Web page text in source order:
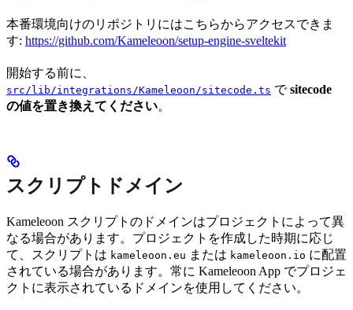
本番環境向けのリポジトリにはこちらからアクセスできま
す: https://github.com/Kameleoon/setup-engine-sveltekit
開始する前に、
src/lib/integrations/Kameleoon/sitecode.ts でsitecode
の値を置き換えてください。
スクリプトドメイン
Kameleoon スクリプトのドメインはプロジェクトによって異
なる場合があります。プロジェクトを作成した時期に応じ
て、スクリプトは kameleoon.eu または kameleoon.io に配置
されている場合があります。常に Kameleoon App でプロジェ
クトに表示されているドメインを使用してください。